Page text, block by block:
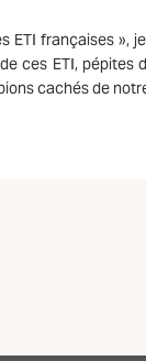
ETI françaises
ces ETI,
cachés de